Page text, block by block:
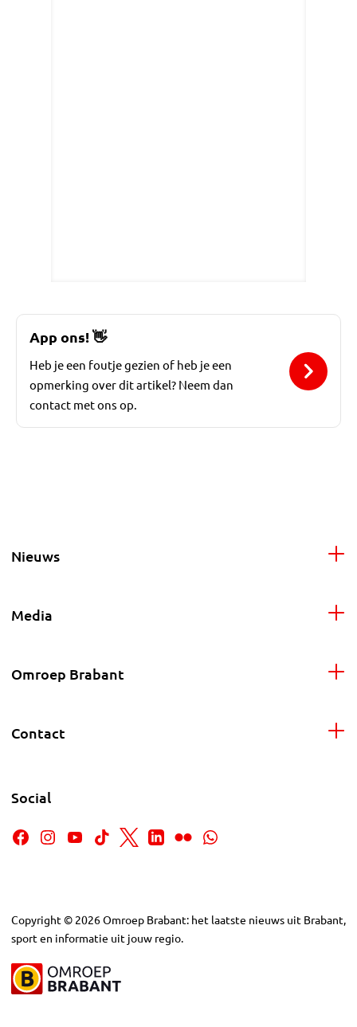
App ons!👋
Heb je een foutje gezien of heb je een
opmerking over dit artikel? Neem dan
contact met ons op.
Nieuws
Media
Omroep Brabant
Contact
Social
Copyright © 2026Omroep Brabant: het laatste nieuws uit Brabant,
sport en informatie uit jouw regio.